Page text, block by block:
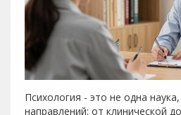
Психология - это не одна
направлений: от клинической